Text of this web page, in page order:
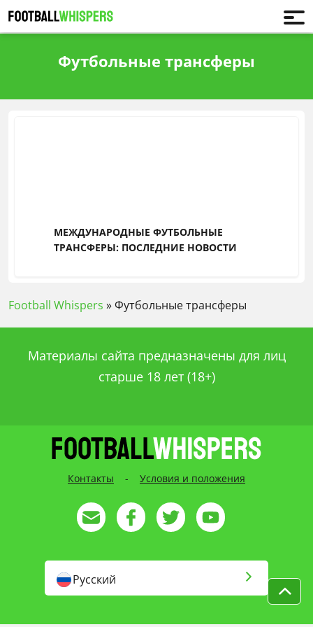
Футбольные трансферы
МЕЖДУНАРОДНЫЕ ФУТБОЛЬНЫЕ
ТРАНСФЕРЫ: ПОСЛЕДНИЕ НОВОСТИ
Football Whispers »Футбольные трансферы
Материалы сайта предназначены для лиц
старше 18 лет (18+)
Контакты - Условия и положения
Русский